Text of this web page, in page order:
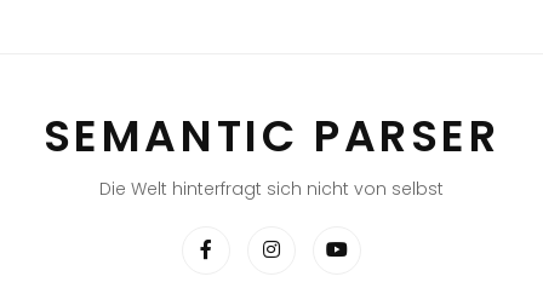
SEMANTIC PARSER
Die Welt hinterfragt sich nicht von selbst